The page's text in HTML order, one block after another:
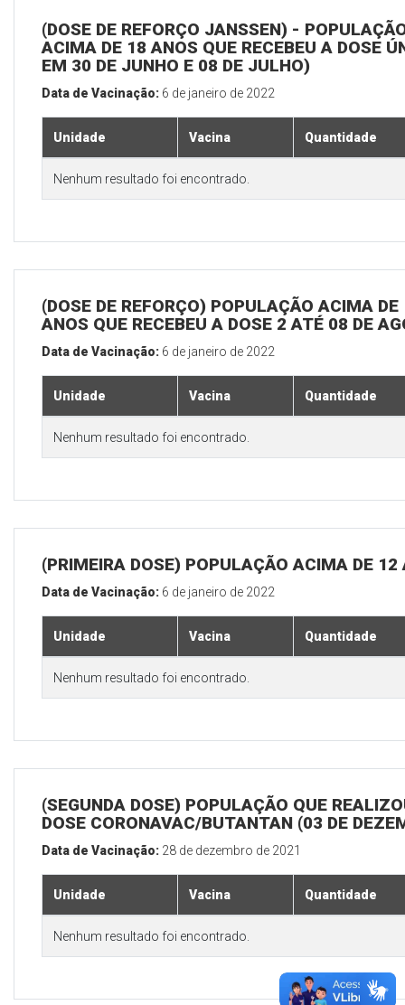
(DOSE DE REFORÇO JANSSEN) -
ACIMA DE 18 ANOS QUE RECEBEU A DOSE
EM 30 DE JUNHO E 08 DE JULHO)
Data de Vacinação: 6 de janeiro de 2022
Unidade Vacina Quantidade
Nenhum resultado foi encontrado.
(DOSE DE REFORÇO) POPULAÇÃO ACIMA DE
ANOS QUE RECEBEU A DOSE 2 ATÉ 08 DE
Data de Vacinação: 6 de janeiro de 2022
Unidade Vacina Quantidade
Nenhum resultado foi encontrado.
(PRIMEIRA DOSE) POPULAÇÃO ACIMA DE 12
Data de Vacinação: 6 de janeiro de 2022
Unidade Vacina Quantidade
Nenhum resultado foi encontrado.
(SEGUNDA DOSE) POPULAÇÃO QUE
DOSE CORONAVAC/BUTANTAN (03 DE
Data de Vacinação: 28 de dezembro de 2021
Unidade Vacina Quantidade
Nenhum resultado foi encontrado.